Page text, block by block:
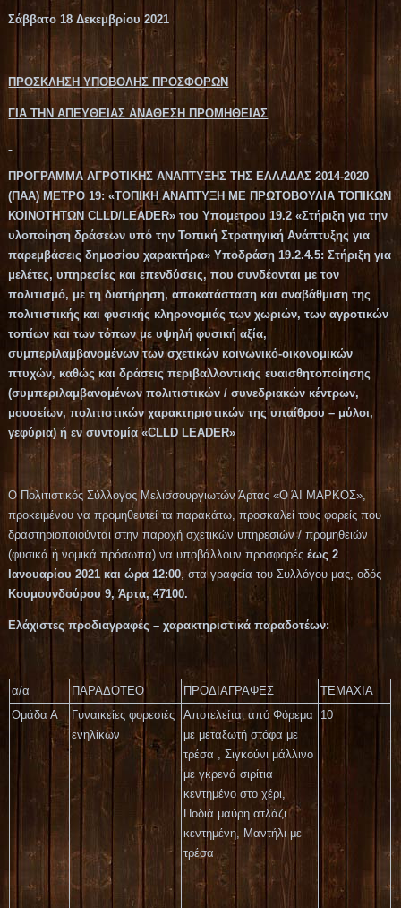
Σάββατο18 Δεκεμβρίου 2021
ΠΡΟΣΚΛΗΣΗ ΥΠΟΒΟΛΗΣ ΠΡΟΣΦΟΡΩΝ
ΓΙΑ ΤΗΝ ΑΠΕΥΘΕΙΑΣ ΑΝΑΘΕΣΗ ΠΡΟΜΗΘΕΙΑΣ
ΠΡΟΓΡΑΜΜΑ ΑΓΡΟΤΙΚΗΣ ΑΝΑΠΤΥΞΗΣ ΤΗΣ ΕΛΛΑΔΑΣ 2014-2020
(ΠΑΑ) ΜΕΤΡΟ 19: «ΤΟΠΙΚΗ ΑΝΑΠΤΥΞΗ ΜΕ ΠΡΩΤΟΒΟΥΛΙΑ ΤΟΠΙΚΩΝ
ΚΟΙΝΟΤΗΤΩΝ CLLD/LEADER» του Υπομετρου 19.2 «Στήριξη για την
υλοποίηση δράσεων υπό την Τοπική Στρατηγική Ανάπτυξης για
παρεμβάσεις δημοσίου χαρακτήρα» Υποδράση 19.2.4.5: Στήριξη για
μελέτες, υπηρεσίες και επενδύσεις, που συνδέονται με τον
πολιτισμό, με τη διατήρηση, αποκατάσταση και αναβάθμιση της
πολιτιστικής και φυσικής κληρονομιάς των χωριών, των αγροτικών
τοπίων και των τόπων με υψηλή φυσική αξία,
συμπεριλαμβανομένων των σχετικών κοινωνικό-οικονομικών
πτυχών, καθώς και δράσεις περιβαλλοντικής ευαισθητοποίησης
(συμπεριλαμβανομένων πολιτιστικών / συνεδριακών κέντρων,
μουσείων, πολιτιστικών χαρακτηριστικών της υπαίθρου – μύλοι,
γεφύρια) ή εν συντομία «CLLD LEADER»
Ο Πολιτιστικός Σύλλογος Μελισσουργιωτών Άρτας «Ο ΆΙ ΜΑΡΚΟΣ»,
προκειμένου να προμηθευτεί τα παρακάτω, προσκαλεί τους φορείς που
δραστηριοποιούνται στην παροχή σχετικών υπηρεσιών / προμηθειών
(φυσικά ή νομικά πρόσωπα) να υποβάλλουν προσφορέςέως 2
Ιανουαρίου 2021 και ώρα 12:00, στα γραφεία του Συλλόγου μας, οδός
Κουμουνδούρου 9, Άρτα, 47100.
Ελάχιστες προδιαγραφές – χαρακτηριστικά παραδοτέων:
α/α ΠΑΡΑΔΟΤΕΟ ΠΡΟΔΙΑΓΡΑΦΕΣ
TEMAXIA
Ομάδα Α
Γυναικείες φορεσιές
ενηλίκων
Αποτελείται από Φόρεμα
με μεταξωτή στόφα με
τρέσα , Σιγκούνι μάλλινο
με γκρενά σιρίτια
κεντημένο στο χέρι,
Ποδιά μαύρη ατλάζι
κεντημένη, Μαντήλι με
τρέσα
10